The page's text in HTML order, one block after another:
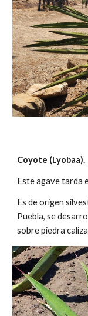
Coyote (Lyobaa).
Este agave tarda
Es de origen
Puebla, se
sobre piedra